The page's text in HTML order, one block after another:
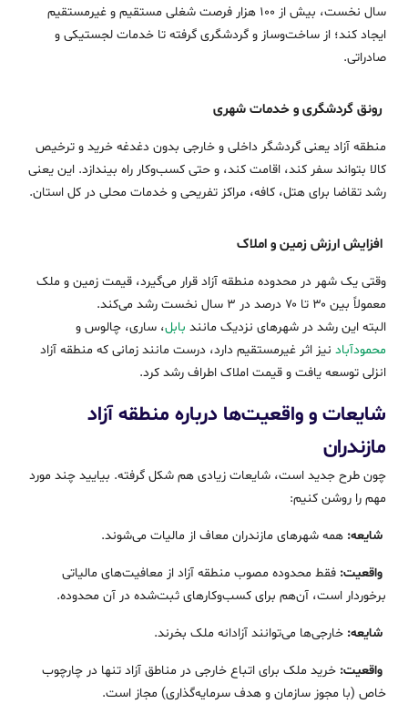
سال نخست، بیش از ۱۰۰ هزار فرصت شغلی مستقیم و غیرمستقیم
ایجاد کند؛ از ساخت‌وساز و گردشگری گرفته تا خدمات لجستیکی و
صادراتی.
رونق گردشگری و خدمات شهری
منطقه آزاد یعنی گردشگر داخلی و خارجی بدون دغدغه خرید و ترخیص
کالا بتواند سفر کند، اقامت کند، و حتی کسب‌وکار راه بیندازد. این یعنی
رشد تقاضا برای هتل، کافه، مراکز تفریحی و خدمات محلی در کل استان.
افزایش ارزش زمین و املاک
وقتی یک شهر در محدوده منطقه آزاد قرار می‌گیرد، قیمت زمین و ملک
معمولاً بین ۳۰ تا ۷۰ درصد در ۳ سال نخست رشد می‌کند.
البته این رشد در شهرهای نزدیک مانند بابل، ساری، چالوس و
محمودآباد نیز اثر غیرمستقیم دارد، درست مانند زمانی که منطقه آزاد
انزلی توسعه یافت و قیمت املاک اطراف رشد کرد.
شایعات و واقعیت‌ها درباره منطقه آزاد
مازندران
چون طرح جدید است، شایعات زیادی هم شکل گرفته. بیایید چند مورد
مهم را روشن کنیم:
شایعه: همه شهرهای مازندران معاف از مالیات می‌شوند.
واقعیت: فقط محدوده مصوب منطقه آزاد از معافیت‌های مالیاتی
برخوردار است، آن‌هم برای کسب‌وکارهای ثبت‌شده در آن محدوده.
شایعه: خارجی‌ها می‌توانند آزادانه ملک بخرند.
واقعیت: خرید ملک برای اتباع خارجی در مناطق آزاد تنها در چارچوب
خاص (با مجوز سازمان و هدف سرمایه‌گذاری) مجاز است.